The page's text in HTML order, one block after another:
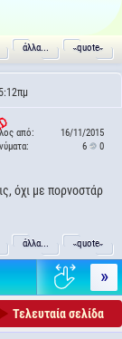
άλλα... ˵quote˶
από:
16/11/2015
6 0
όχι με πορνοστάρ
άλλα... ˵quote˶
»
Τελευταία σελίδα